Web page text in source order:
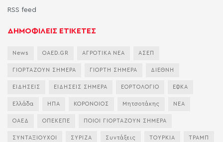
RSS feed
ΔΗΜΟΦΙΛΕΙΣ ΕΤΙΚΕΤΕΣ
News OAED.GR ΑΓΡΟΤΙΚΑ ΝΕΑ ΑΣΕΠ
ΓΙΟΡΤΑΖΟΥΝ ΣΗΜΕΡΑ ΓΙΟΡΤΗ ΣΗΜΕΡΑ ΔΙΕΘΝΗ
ΕΙΔΗΣΕΙΣ ΕΙΔΗΣΕΙΣ ΣΗΜΕΡΑ ΕΟΡΤΟΛΟΓΙΟ ΕΦΚΑ
Ελλάδα ΗΠΑ ΚΟΡΟΝΟΙΟΣ Μητσοτάκης ΝΕΑ
ΟΑΕΔ ΟΠΕΚΕΠΕ ΠΟΙΟΙ ΓΙΟΡΤΑΖΟΥΝ ΣΗΜΕΡΑ
ΣΥΝΤΑΞΙΟΥΧΟΙ ΣΥΡΙΖΑ Συντάξεις ΤΟΥΡΚΙΑ ΤΡΑΜΠ